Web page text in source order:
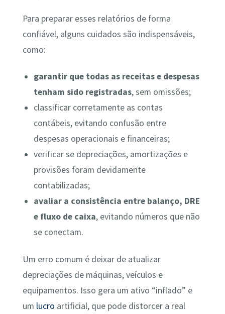
Para preparar esses relatórios de forma
confiável, alguns cuidados são indispensáveis,
como:
garantir que todas as receitas e despesas
tenham sido registradas, sem omissões;
classificar corretamente as contas
contábeis, evitando confusão entre
despesas operacionais e financeiras;
verificar se depreciações, amortizações e
provisões foram devidamente
contabilizadas;
avaliar a consistência entre balanço, DRE
e fluxo de caixa, evitando números que não
se conectam.
Um erro comum é deixar de atualizar
depreciações de máquinas, veículos e
equipamentos. Isso gera um ativo “inflado” e
um lucro artificial, que pode distorcer a real